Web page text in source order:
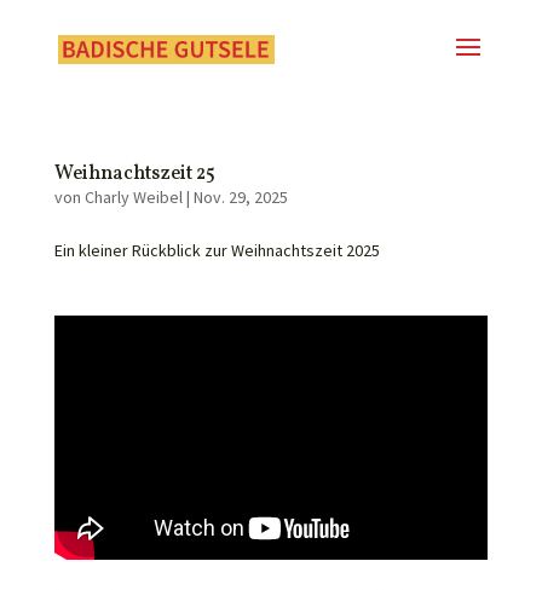
Weihnachtszeit 25
von Charly Weibel| Nov. 29, 2025
Ein kleiner Rückblick zur Weihnachtszeit 2025